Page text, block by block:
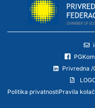
Privredna /
Politika privatnostiPravila